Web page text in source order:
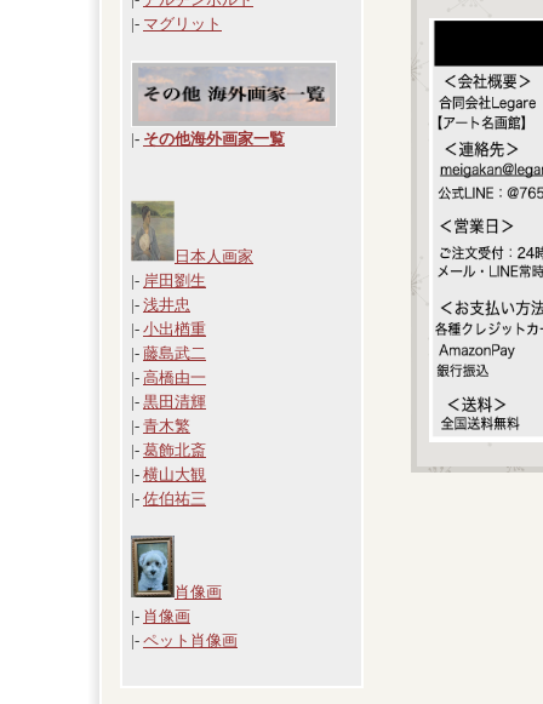
|- マグリット
|- その他海外画家一覧
日本人画家
|- 岸田劉生
|- 浅井忠
|- 小出楢重
|- 藤島武二
|- 高橋由一
|- 黒田清輝
|- 青木繁
|- 葛飾北斎
|- 横山大観
|- 佐伯祐三
肖像画
|- 肖像画
|- ペット肖像画